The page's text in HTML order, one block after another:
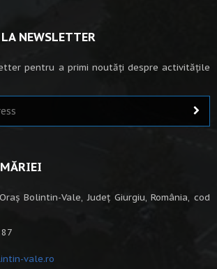
NEWSLETTER
pentru a primi noutăți despre activitățile
Bolintin-Vale, Județ Giurgiu, România, cod
vale.ro